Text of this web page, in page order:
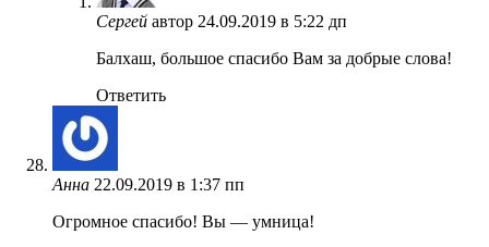
Сергей автор 24.09.2019 в 5:22 дп
Балхаш, большое спасибо Вам за добрые слова!
Ответить
Анна 22.09.2019 в 1:37 пп
Огромное спасибо! Вы — умница!